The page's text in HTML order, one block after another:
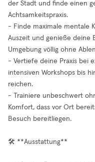
der Stadt und finde einen
Achtsamkeitspraxis.
- Finde maximale mentale
Auszeit und genieße deine
Umgebung völlig ohne
- Vertiefe deine Praxis bei
intensiven Workshops bis
reichen.
- Trainiere unbeschwert
Komfort, dass vor Ort
Besuch bereitliegen.
🛠️ **Ausstattung**